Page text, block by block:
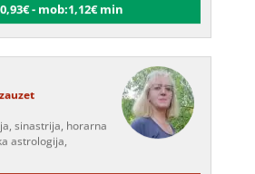
sinastrija, horarna
astrologija,